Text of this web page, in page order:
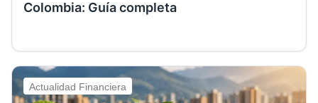
Colombia: Guía completa
Actualidad Financiera